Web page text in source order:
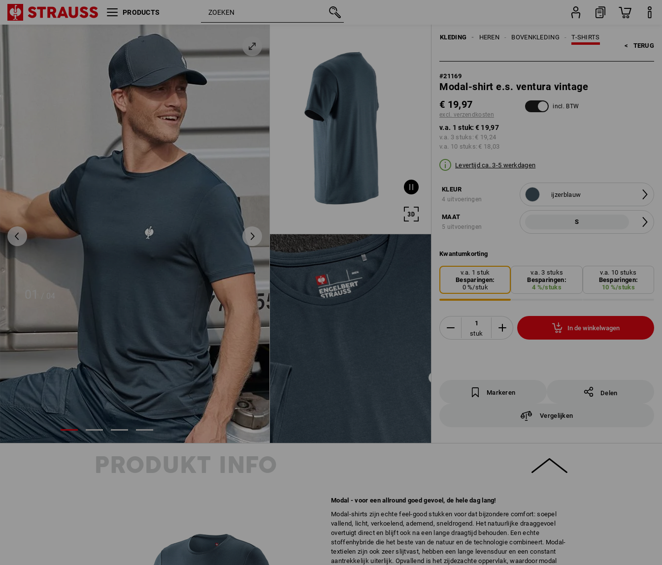
PRODUCTS
KLEDING T-SHIRTS
BOVENKLEDING
HEREN
< TERUG
#21169
Modal-shirt e.s. ventura vintage
€ 19,97
excl. verzendkosten
incl. BTW
v.a. 1 stuk: € 19,97
v.a. 3 stuks: € 19,24
v.a. 10 stuks: € 18,03
Levertijd ca. 3-5 werkdagen
KLEUR
4 uitvoeringen
ijzerblauw
MAAT
5 uitvoeringen
S
Kwantumkorting
v.a. 1 stuk
Besparingen:
0%/stuk
v.a. 3 stuks
Besparingen:
4 %/stuks
v.a. 10 stuks
Besparingen:
10 %/stuks
stuk
In de winkelwagen
Markeren Delen
Vergelijken
Modal-shirt e.s. ventura
ijzerblauw S
PRODUKT INFO
Modal - voor een allround goed gevoel, de hele dag lang!
Modal-shirts zijn echte feel-good stukken voor dat bijzondere comfort: soepel
vallend, licht, verkoelend, ademend, sneldrogend. Het natuurlijke draaggevoel
overtuigt direct en blijft ook na een lange draagtijd behouden. Een echte
stoffenhybride die het beste van de natuur en de technologie combineert. Modal-
textielen zijn ook zeer slijtvast, hebben een lange levensduur en een constant
aantrekkelijk uiterlijk. Opvallend is het zijdezachte oppervlak, waardoor modal